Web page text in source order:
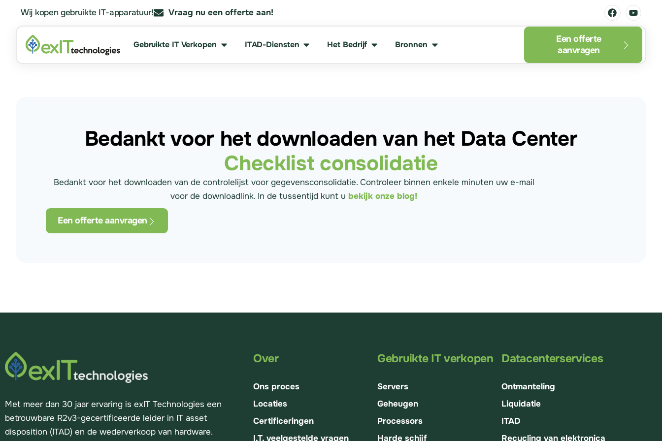
Wij kopen gebruikte IT-apparatuur! Vraag nu een offerte aan!
Gebruikte IT Verkopen ITAD-Diensten Het Bedrijf Bronnen
Een offerte
aanvragen
Bedankt voor het downloaden van het Data Center
Checklist consolidatie
Bedankt voor het downloaden van de controlelijst voor gegevensconsolidatie. Controleer binnen enkele minuten uw e-mail
voor de downloadlink. In de tussentijd kunt ubekijk onze blog!
Een offerte aanvragen
Met meer dan 30 jaar ervaring is exIT Technologies een
betrouwbare R2v3-gecertificeerde leider in IT asset
disposition (ITAD) en de wederverkoop van hardware.
Over
Ons proces
Locaties
Certificeringen
I.T. veelgestelde vragen
Gebruikte IT verkopen
Servers
Geheugen
Processors
Harde schijf
Datacenterservices
Ontmanteling
Liquidatie
ITAD
Recycling van elektronica